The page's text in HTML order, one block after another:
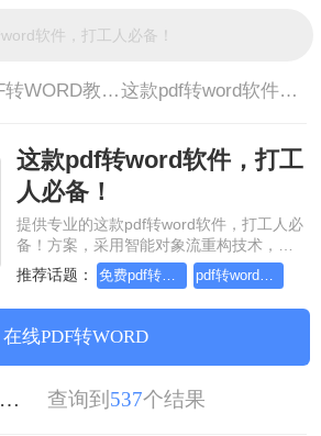
PDF转WORD教程> 这款pdf转word软件，打工人必备！
这款pdf转word软件，打工
人必备！
提供专业的这款pdf转word软件，打工人必
备！方案，采用智能对象流重构技术，确
保文档1:1高保真还原且排版不乱码。支持
一键批量处理，全链路 SSL 加密保障隐私
安全。助您快速实现这款pdf转word软件，
打工人必备！，无需安装，高效办公。
推荐话题： 免费pdf转word的三种方法
在线PDF转WORD
这款pdf转word软件，打工人必备！ 查询到 537个结果